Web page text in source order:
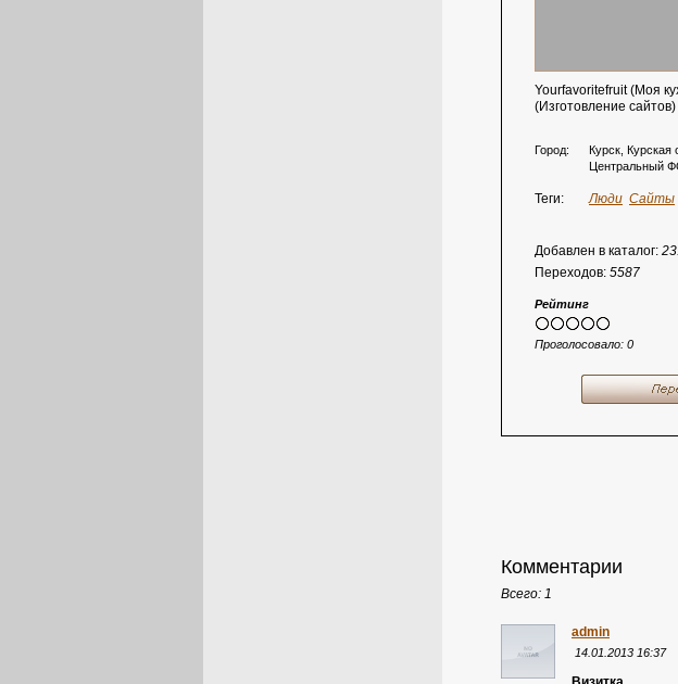
Yourfavoritefruit (Моя
(Изготовление
Город:
Курск, Курская
Центральный
Теги: Люди Сайты
Добавлен в каталог:
Переходов: 5587
Рейтинг
Проголосовало: 0
Комментарии
Всего: 1
admin
14.01.2013 16:37